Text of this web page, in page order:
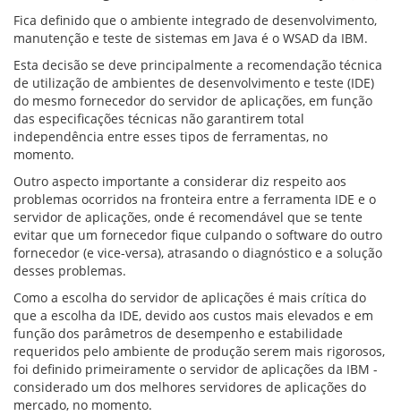
Fica definido que o ambiente integrado de desenvolvimento,
manutenção e teste de sistemas em Java é o WSAD da IBM.
Esta decisão se deve principalmente a recomendação técnica
de utilização de ambientes de desenvolvimento e teste (IDE)
do mesmo fornecedor do servidor de aplicações, em função
das especificações técnicas não garantirem total
independência entre esses tipos de ferramentas, no
momento.
Outro aspecto importante a considerar diz respeito aos
problemas ocorridos na fronteira entre a ferramenta IDE e o
servidor de aplicações, onde é recomendável que se tente
evitar que um fornecedor fique culpando o software do outro
fornecedor (e vice-versa), atrasando o diagnóstico e a solução
desses problemas.
Como a escolha do servidor de aplicações é mais crítica do
que a escolha da IDE, devido aos custos mais elevados e em
função dos parâmetros de desempenho e estabilidade
requeridos pelo ambiente de produção serem mais rigorosos,
foi definido primeiramente o servidor de aplicações da IBM -
considerado um dos melhores servidores de aplicações do
mercado, no momento.